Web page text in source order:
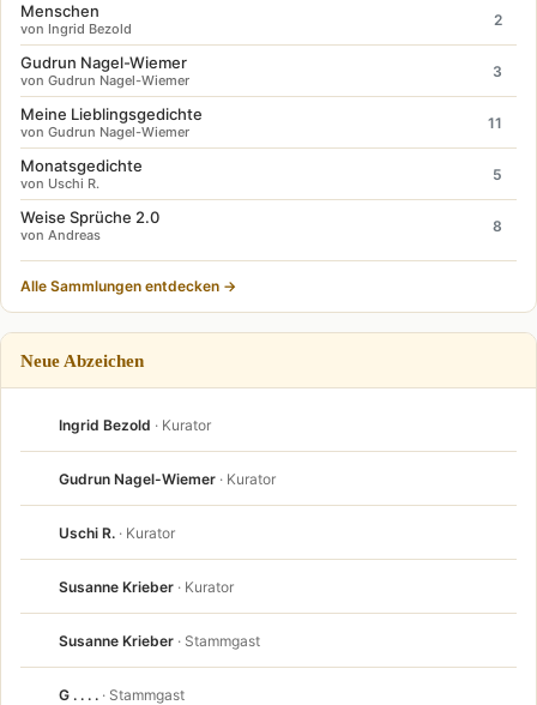
Menschen
von Ingrid Bezold
2
Gudrun Nagel-Wiemer
von Gudrun Nagel-Wiemer
3
Meine Lieblingsgedichte
von Gudrun Nagel-Wiemer
11
Monatsgedichte
von Uschi R.
5
Weise Sprüche 2.0
von Andreas
8
Alle Sammlungen entdecken →
Neue Abzeichen
Ingrid Bezold · Kurator
Gudrun Nagel-Wiemer · Kurator
Uschi R. · Kurator
Susanne Krieber · Kurator
Susanne Krieber · Stammgast
G . . . . · Stammgast